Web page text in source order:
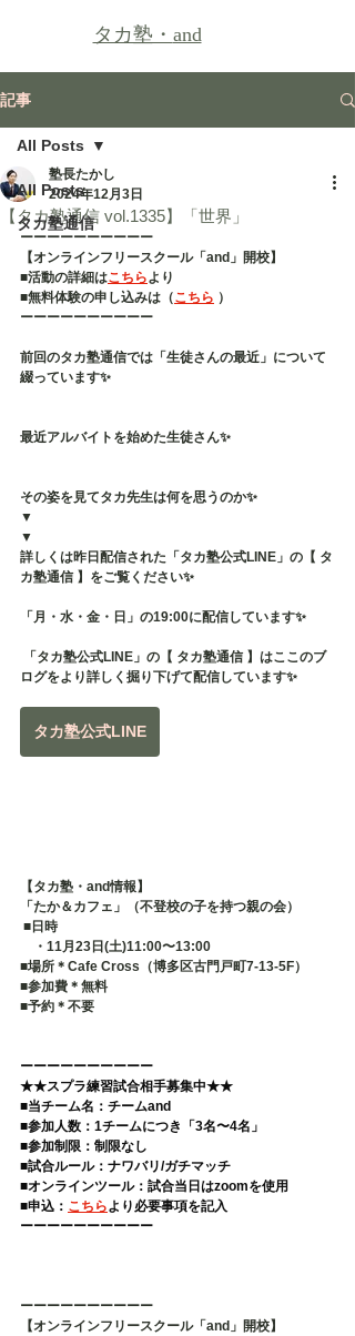
タカ塾・and
記事
All Posts
タカ塾通信
All Posts
【タカ塾通信 vol.1335】「世界」
塾長たかし
2024年12月3日
ーーーーーーーーーー
【オンラインフリースクール「and」開校】
■活動の詳細はこちらより
■無料体験の申し込みは（こちら ）
ーーーーーーーーーー
前回のタカ塾通信では「生徒さんの最近」について
綴っています✨
最近アルバイトを始めた生徒さん✨
その姿を見てタカ先生は何を思うのか✨
▼
▼
詳しくは昨日配信された「タカ塾公式LINE」の【 タ
カ塾通信 】をご覧ください✨
「月・水・金・日」の19:00に配信しています✨
「タカ塾公式LINE」の【 タカ塾通信 】はここのブ
ログをより詳しく掘り下げて配信しています✨
タカ塾公式LINE
【タカ塾・and情報】
「たか＆カフェ」（不登校の子を持つ親の会）
■日時
・11月23日(土)11:00〜13:00
■場所＊Cafe Cross（博多区古門戸町7-13-5F）
■参加費＊無料
■予約＊不要
ーーーーーーーーーー
★★スプラ練習試合相手募集中★★
■当チーム名：チームand
■参加人数：1チームにつき「3名〜4名」
■参加制限：制限なし
■試合ルール：ナワバリ/ガチマッチ
■オンラインツール：試合当日はzoomを使用
■申込： こちらより必要事項を記入
ーーーーーーーーーー
ーーーーーーーーーー
【オンラインフリースクール「and」開校】